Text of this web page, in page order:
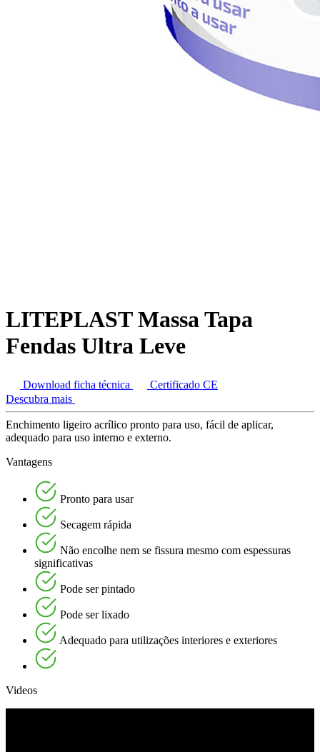
LITEPLAST Massa Tapa
Fendas Ultra Leve
Download ficha técnica
Certificado CE
Descubra mais
Enchimento ligeiro acrílico pronto para uso, fácil de aplicar,
adequado para uso interno e externo.
Vantagens
Pronto para usar
Secagem rápida
Não encolhe nem se fissura mesmo com espessuras
significativas
Pode ser pintado
Pode ser lixado
Adequado para utilizações interiores e exteriores
Videos